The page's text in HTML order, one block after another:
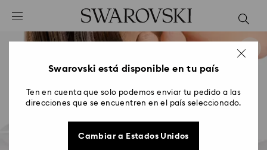
Accesskeys list
0 - Header
2 - FooterSwarovski está disponible en tu país
Ten en cuenta que solo podemos enviar tu pedido a las
direcciones que se encuentren en el país seleccionado.
Cambiar a Estados Unidos